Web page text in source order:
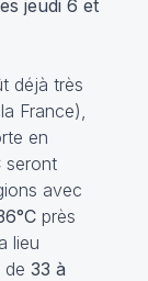
jeudi 6 et
déjà très
France),
en
seront
avec
près
lieu
de 33 à